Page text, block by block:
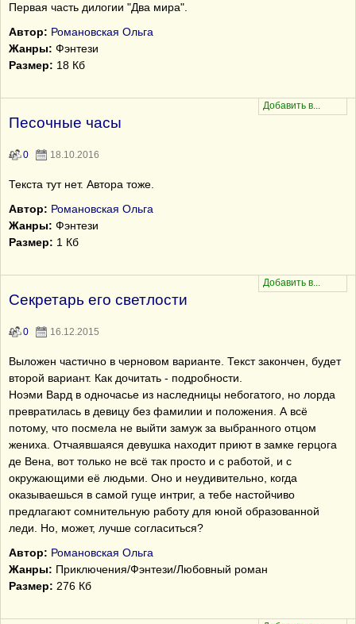
Первая часть дилогии "Два мира".
Автор: Романовская Ольга
Жанры: Фэнтези
Размер: 18 Кб
Песочные часы
0 18.10.2016
Текста тут нет. Автора тоже.
Автор: Романовская Ольга
Жанры: Фэнтези
Размер: 1 Кб
Секретарь его светлости
0 16.12.2015
Выложен частично в черновом варианте. Текст закончен, будет
второй вариант. Как дочитать - подробности.
Ноэми Вард в одночасье из наследницы небогатого, но лорда
превратилась в девицу без фамилии и положения. А всё
потому, что посмела не выйти замуж за выбранного отцом
жениха. Отчаявшаяся девушка находит приют в замке герцога
де Вена, вот только не всё так просто и с работой, и с
окружающими её людьми. Оно и неудивительно, когда
оказываешься в самой гуще интриг, а тебе настойчиво
предлагают сомнительную работу для юной образованной
леди. Но, может, лучше согласиться?
Автор: Романовская Ольга
Жанры: Приключения/Фэнтези/Любовный роман
Размер: 276 Кб